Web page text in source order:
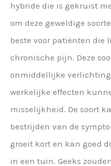
hybride die is gekruist
om deze geweldige
beste voor patiënten die
chronische pijn. Deze
onmiddellijke
werkelijke effecten
misselijkheid. De soort
bestrijden van de
groeit kort en kan goed
in een tuin. Geeks